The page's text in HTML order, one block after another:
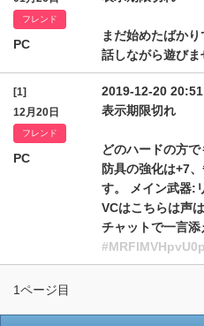
フレンド
PC
まだ始めたばか
話しながら遊びま
[1]
12月20日
フレンド
PC
2019-12-20
表示期限切れ
どのハードの方
防具の強化は+7
す。 メイン武器:
VCはこちらは声
チャットで一言添
1ページ目